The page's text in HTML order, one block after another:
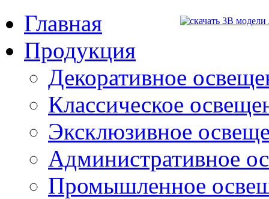
Главная
Продукция
Декоративное
Классическое
Эксклюзивное
Административное
Промышленное